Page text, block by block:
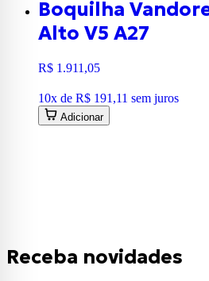
Boquilha
Alto V5 A27
R$ 1.911,05
10x de R$ 191,11 sem juros
Adicionar
Receba novidades